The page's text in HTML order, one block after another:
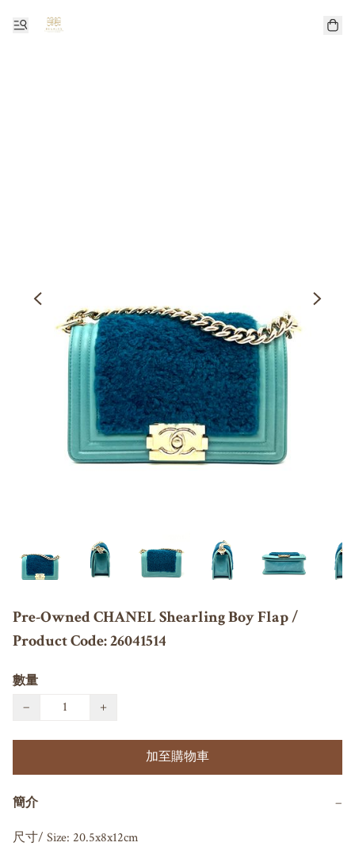
Pre-Owned CHANEL Shearling Boy Flap /
Product Code: 26041514
數量
−
+
加至購物車
簡介 −
尺寸/ Size: 20.5x8x12cm